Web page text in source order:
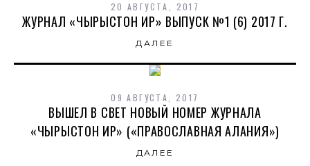
20 АВГУСТА, 2017
ЖУРНАЛ «ЧЫРЫСТОН ИР» ВЫПУСК №1 (6) 2017 Г.
ДАЛЕЕ
09 АВГУСТА, 2017
ВЫШЕЛ В СВЕТ НОВЫЙ НОМЕР ЖУРНАЛА
«ЧЫРЫСТОН ИР» («ПРАВОСЛАВНАЯ АЛАНИЯ»)
ДАЛЕЕ